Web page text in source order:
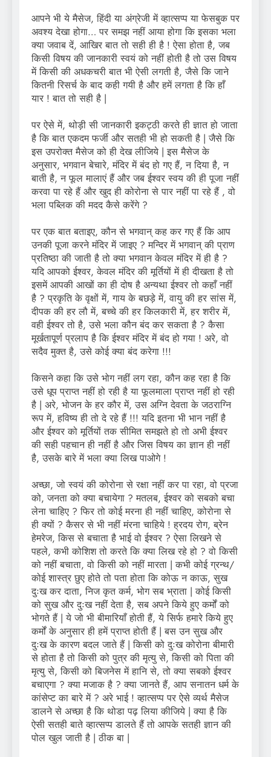
आपने भी ये मैसेज, हिंदी या अंग्रेजी में व्हात्सप्प या फेसबुक पर
अवश्य देखा होगा… पर समझ नहीं आया होगा कि इसका भला
क्या जवाब दें, आखिर बात तो सही ही है ! ऐसा होता है, जब
किसी विषय की जानकारी स्वयं को नहीं होती है तो उस विषय
में किसी की अधकचरी बात भी ऐसी लगती है, जैसे कि जाने
कितनी रिसर्च के बाद कही गयी है और हमें लगता है कि हाँ
यार ! बात तो सही है |
पर ऐसे में, थोड़ी सी जानकारी इकट्ठी करते ही ज्ञात हो जाता
है कि बात एकदम फर्जी और सतही भी हो सकती है | जैसे कि
इस उपरोक्त मैसेज को ही देख लीजिये | इस मैसेज के
अनुसार, भगवान बेचारे, मंदिर में बंद हो गए हैं, न दिया है, न
बाती है, न फूल मालाएं हैं और जब ईश्वर स्वय की ही पूजा नहीं
करवा पा रहे हैं और खुद ही कोरोना से पार नहीं पा रहे हैं , वो
भला पब्लिक की मदद कैसे करेंगे ?
पर एक बात बताइए, कौन से भगवान् कह कर गए हैं कि आप
उनकी पूजा करने मंदिर में जाइए ? मन्दिर में भगवान् की प्राण
प्रतिष्ठा की जाती है तो क्या भगवान केवल मंदिर में ही है ?
यदि आपको ईश्वर, केवल मंदिर की मूर्तियों में ही दीखता है तो
इसमें आपकी आखों का ही दोष है अन्यथा ईश्वर तो कहाँ नहीं
है ? प्रकृति के वृक्षों में, गाय के बछड़े में, वायु की हर सांस में,
दीपक की हर लौ में, बच्चे की हर किलकारी में, हर शरीर में,
वही ईश्वर तो है, उसे भला कौन बंद कर सकता है ? कैसा
मूर्खतापूर्ण प्रलाप है कि ईश्वर मंदिर में बंद हो गया ! अरे, वो
सदैव मुक्त है, उसे कोई क्या बंद करेगा !!!
किसने कहा कि उसे भोग नहीं लग रहा, कौन कह रहा है कि
उसे धूप प्राप्त नहीं हो रही है या फूलमाला प्राप्त नहीं हो रही
है | अरे, भोजन के हर कौर में, उस अग्नि देवता के जठराग्नि
रूप में, हविष्य ही तो दे रहे हैं !!! यदि इतना भी भान नहीं है
और ईश्वर को मूर्तियों तक सीमित समझते हो तो अभी ईश्वर
की सही पहचान ही नहीं है और जिस विषय का ज्ञान ही नहीं
है, उसके बारे में भला क्या लिख पाओगे !
अच्छा, जो स्वयं की कोरोना से रक्षा नहीं कर पा रहा, वो प्रजा
को, जनता को क्या बचायेगा ? मतलब, ईश्वर को सबको बचा
लेना चाहिए ? फिर तो कोई मरना ही नहीं चाहिए, कोरोना से
ही क्यों ? कैसर से भी नहीं मंरना चाहिये ! ह्रदय रोग, ब्रेन
हेमरेज, किस से बचाता है भाई वो ईश्वर ? ऐसा लिखने से
पहले, कभी कोशिश तो करते कि क्या लिख रहे हो ? वो किसी
को नहीं बचाता, वो किसी को नहीं मारता | कभी कोई ग्रन्थ/
कोई शास्त्र छुए होते तो पता होता कि कोऊ न काऊ, सुख
दुःख कर दाता, निज कृत कर्म, भोग सब भ्राता | कोई किसी
को सुख और दुःख नहीं देता है, सब अपने किये हुए कर्मों को
भोगते हैं | ये जो भी बीमारियाँ होती हैं, ये सिर्फ हमारे किये हुए
कर्मों के अनुसार ही हमें प्राप्त होती हैं | बस उन सुख और
दुःख के कारण बदल जाते हैं | किसी को दुःख कोरोना बीमारी
से होता है तो किसी को पुत्र की मृत्यु से, किसी को पिता की
मृत्यु से, किसी को बिजनेस में हानि से, तो क्या सबको ईश्वर
बचाएगा ? क्या मजाक है ? क्या जानते हैं, आप सनातन धर्म के
कांसेप्ट का बारे में ? अरे भाई ! व्हात्सप्प पर ऐसे व्यर्थ मैसेज
डालने से अच्छा है कि थोडा पढ़ लिया कीजिये | क्या है कि
ऐसी सतही बाते व्हात्सप्प डालते हैं तो आपके सतही ज्ञान की
पोल खुल जाती है | ठीक बा |